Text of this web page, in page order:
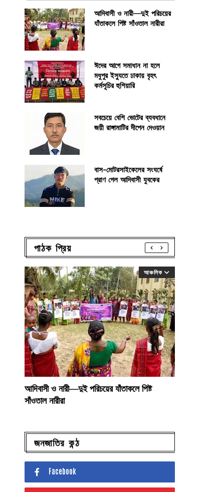
আদিবাসী ও নারী—দুই পরিচয়ের
যাঁতাকলে পিষ্ট সাঁওতাল নারীরা
ঈদের আগে সমাধান না হলে
মধুপুর ইস্যুতে ঢাকায় বৃহৎ
কর্মসূচির হুশিয়ারি
সবচেয়ে বেশি ভোটের ব্যবধানে
জয়ী রাঙ্গামাটির দীপেন দেওয়ান
বাস-মোটরসাইকেলের সংঘর্ষে
প্রাণ গেল আদিবাসী যুবকের
পাঠক প্রিয়
আঞ্চলিক
আদিবাসী ও নারী—দুই পরিচয়ের যাঁতাকলে পিষ্ট
সাঁওতাল নারীরা
জনজাতির কন্ঠ
Facebook